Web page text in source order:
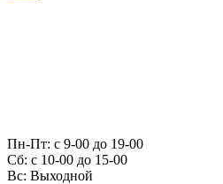
Пн-Пт: с 9-00 до 19-00
Сб: c 10-00 до 15-00
Вс: Выходной